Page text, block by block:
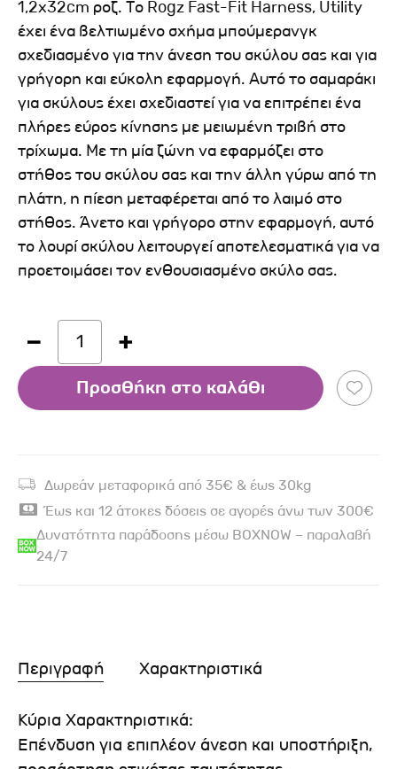
1,2x32cm ροζ. Το Rogz Fast-Fit Harness, Utility
έχει ένα βελτιωμένο σχήμα μπούμερανγκ
σχεδιασμένο για την άνεση του σκύλου σας και για
γρήγορη και εύκολη εφαρμογή. Αυτό το σαμαράκι
για σκύλους έχει σχεδιαστεί για να επιτρέπει ένα
πλήρες εύρος κίνησης με μειωμένη τριβή στο
τρίχωμα. Με τη μία ζώνη να εφαρμόζει στο
στήθος του σκύλου σας και την άλλη γύρω από τη
πλάτη, η πίεση μεταφέρεται από το λαιμό στο
στήθος. Άνετο και γρήγορο στην εφαρμογή, αυτό
το λουρί σκύλου λειτουργεί αποτελεσματικά για να
προετοιμάσει τον ενθουσιασμένο σκύλο σας.
1
Προσθήκη στο καλάθι
Δωρεάν μεταφορικά από 35€ & έως 30kg
Έως και 12 άτοκες δόσεις σε αγορές άνω των 300€
Δυνατότητα παράδοσης μέσω BOXNOW – παραλαβή
24/7
Περιγραφή Χαρακτηριστικά
Κύρια Χαρακτηριστικά:
Επένδυση για επιπλέον άνεση και υποστήριξη,